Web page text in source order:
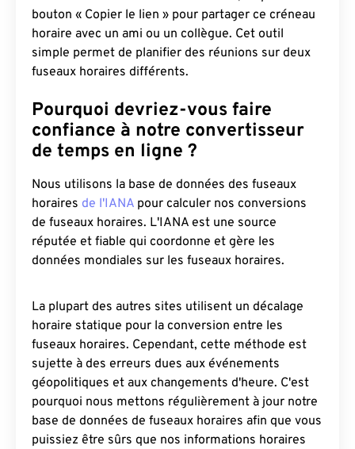
bouton « Copier le lien » pour partager ce créneau
horaire avec un ami ou un collègue. Cet outil
simple permet de planifier des réunions sur deux
fuseaux horaires différents.
Pourquoi devriez-vous faire
confiance à notre convertisseur
de temps en ligne ?
Nous utilisons la base de données des fuseaux
horaires de l'IANA pour calculer nos conversions
de fuseaux horaires. L'IANA est une source
réputée et fiable qui coordonne et gère les
données mondiales sur les fuseaux horaires.
La plupart des autres sites utilisent un décalage
horaire statique pour la conversion entre les
fuseaux horaires. Cependant, cette méthode est
sujette à des erreurs dues aux événements
géopolitiques et aux changements d'heure. C'est
pourquoi nous mettons régulièrement à jour notre
base de données de fuseaux horaires afin que vous
puissiez être sûrs que nos informations horaires